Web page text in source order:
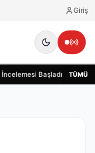
Giriş
İncelemesi Başladı TÜMÜ